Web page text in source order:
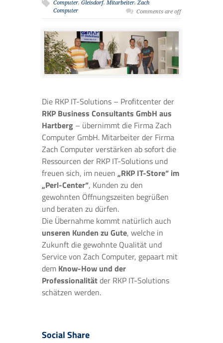
Computer, Gleisdorf, Mitarbeiter, Zach
Computer
Comments are off
Die RKP IT-Solutions – Profitcenter der
RKP Business Consultants GmbH aus
Hartberg – übernimmt die Firma Zach
Computer GmbH. Mitarbeiter der Firma
Zach Computer verstärken ab sofort die
Ressourcen der RKP IT-Solutions und
freuen sich, im neuen „RKP IT-Store“ im
„Perl-Center“, Kunden zu den
gewohnten Öffnungszeiten begrüßen
und beraten zu dürfen.
Die Übernahme kommt natürlich auch
unseren Kunden zu Gute, welche in
Zukunft die gewohnte Qualität und
Service von Zach Computer, gepaart mit
dem Know-How und der
Professionalitätder RKP IT-Solutions
schätzen werden.
Social Share